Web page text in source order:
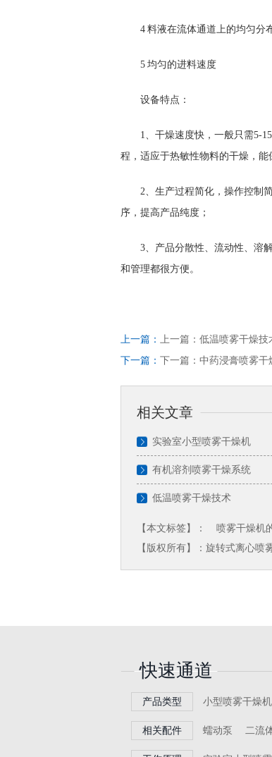
4 料液在流体通道上的均匀分布
5 均匀的进料速度
设备特点：
1、干燥速度快，一般只需5-
程，适应于热敏性物料的干燥，能
2、生产过程简化，操作控制
序，提高产品纯度；
3、产品分散性、流动性、溶
和管理都很方便。
上一篇： 上一篇： 低温喷雾干燥技
下一篇： 下一篇： 中药浸膏喷雾干
相关文章
实验室小型喷雾干燥机
有机溶剂喷雾干燥系统
低温喷雾干燥技术
【本文标签】： 喷雾干燥机
【版权所有】：旋转式离心喷
快速通道
产品类型 小型喷雾干燥机
相关配件 蠕动泵 二流